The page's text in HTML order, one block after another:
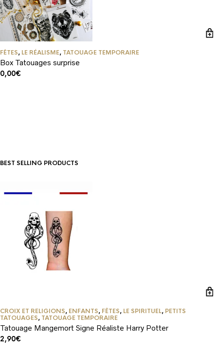
FÊTES, LE RÉALISME, TATOUAGE TEMPORAIRE
Box Tatouages surprise
0,00€
BEST SELLING PRODUCTS
CROIX ET RELIGIONS, ENFANTS, FÊTES, LE SPIRITUEL, PETITS
TATOUAGES, TATOUAGE TEMPORAIRE
Tatouage Mangemort Signe Réaliste Harry Potter
2,90€